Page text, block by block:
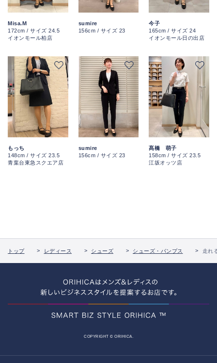
Misa.M
172cm / サイズ 24.5
イオンモール柏店
sumire
156cm / サイズ 23
今子
165cm / サイズ 24
イオンモール日の出店
もっち
148cm / サイズ 23.5
青葉台東急スクエア店
sumire
156cm / サイズ 23
髙橋 萌子
158cm / サイズ 23.5
江坂オッツ店
トップ レディース シューズ シューズ・パンプス 走れ
COPYRIGHT © ORIHICA.